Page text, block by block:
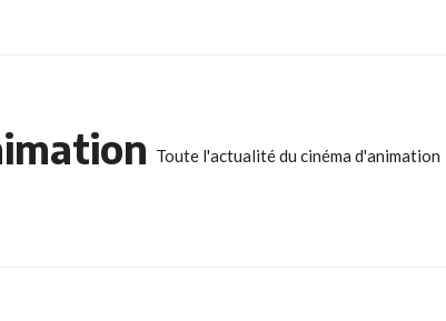
Toute l'actualité du cinéma d'animation